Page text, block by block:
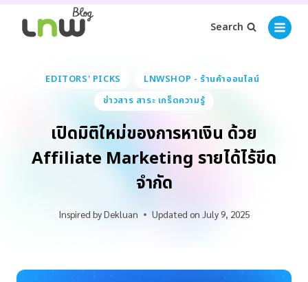
Search
EDITORS' PICKS
LNWSHOP - ร้านค้าออนไลน์
ข่าวสาร สาระ เกร็ดความรู้
เปิดมิติใหม่ของการหาเงิน ด้วย
Affiliate Marketing รายได้ไร้ขีด
จำกัด
Inspired byDekluan Updated on July 9, 2025